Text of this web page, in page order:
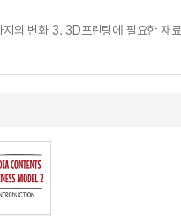
의 변화 3. 3D프린팅에 필요한 재료